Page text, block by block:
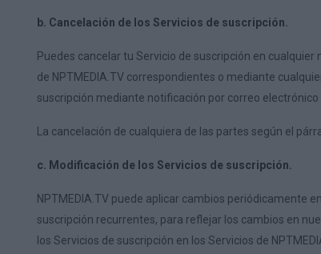
b. Cancelación de los Servicios de suscripción.
Puedes cancelar tu Servicio de suscripción en
de NPTMEDIA.TV correspondientes o mediante
suscripción mediante notificación por correo electrónico
La cancelación de cualquiera de las partes según el
c. Modificación de los Servicios de suscripción.
NPTMEDIA.TV puede aplicar cambios periódicamente
suscripción recurrentes, para reflejar los cambios en
los Servicios de suscripción en los Servicios de